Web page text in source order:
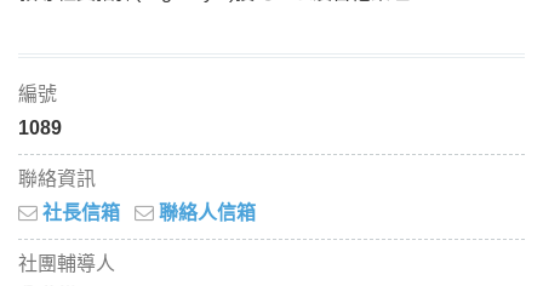
編號
1089
聯絡資訊
社長信箱
聯絡人信箱
社團輔導人